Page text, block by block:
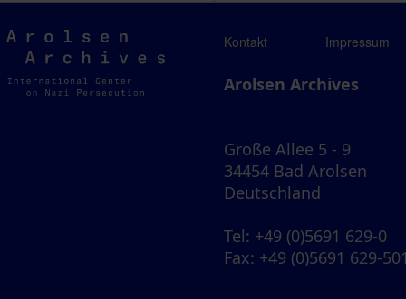
Arolsen
Archives
Kontakt Impressum
Arolsen Archives
Große Allee 5 - 9
34454 Bad Arolsen
Deutschland
Tel: +49 (0)5691 629-0
Fax: +49 (0)5691 629-